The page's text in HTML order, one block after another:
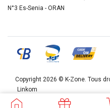
N°3 Es-Senia - ORAN
Copyright 2026 © K-Zone. Tous
Linkom